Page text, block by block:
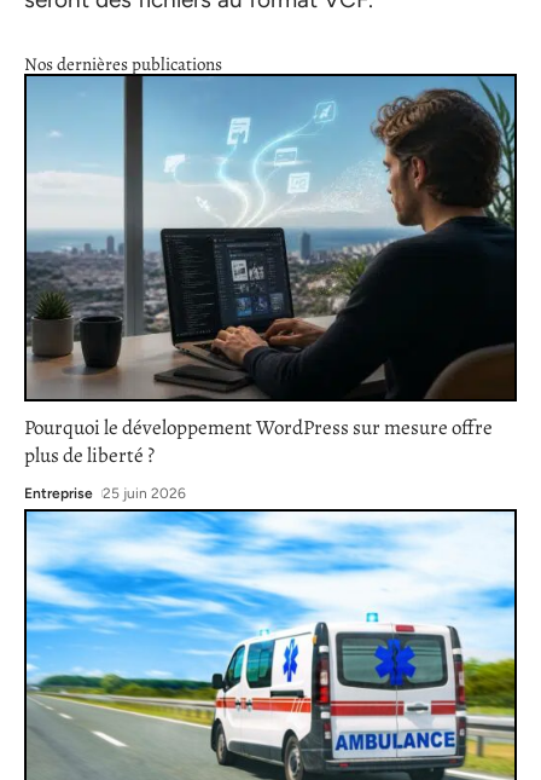
Nos dernières publications
Pourquoi le développement WordPress sur mesure offre
plus de liberté ?
Entreprise 25 juin 2026